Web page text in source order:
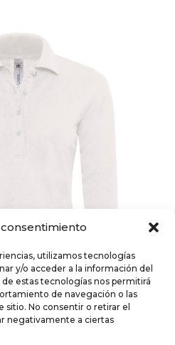
utilizamos tecnologías
y/o acceder a la información del
estas tecnologías nos permitirá
de navegación o las
No consentir o retirar el
negativamente a ciertas